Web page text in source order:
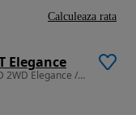
Elegance
1993 cm3 • 145 CP • HONDA CR-V // 2.0 i-MMD 2WD Elegance // Hybrid // 145 CP //Automat
Calculeaza rata